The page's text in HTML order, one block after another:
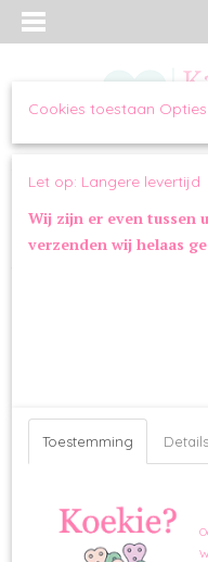
Inloggen
Home>OVERIG>
Cookies toestaan Opties
Let op: Langere levertijd
Wij zijn er even tussen
verzenden wij helaas
Toestemming Details